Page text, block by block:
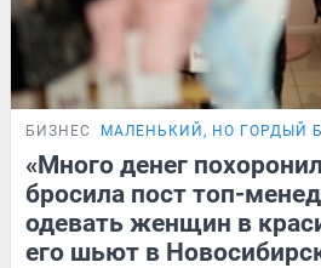
БИЗНЕС МАЛЕНЬКИЙ, НО ГОРДЫЙ
«Много денег
бросила пост топ-
одевать женщин в
его шьют в